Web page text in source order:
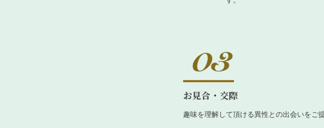
お見合・交際
趣味を理解して頂ける異性との出会いをご